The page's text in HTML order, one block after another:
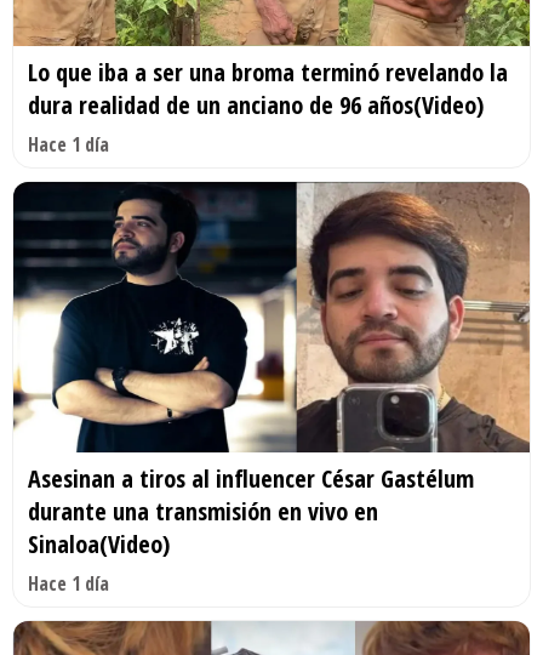
Lo que iba a ser una broma terminó revelando la
dura realidad de un anciano de 96 años(Video)
Hace 1 día
Asesinan a tiros al influencer César Gastélum
durante una transmisión en vivo en
Sinaloa(Video)
Hace 1 día